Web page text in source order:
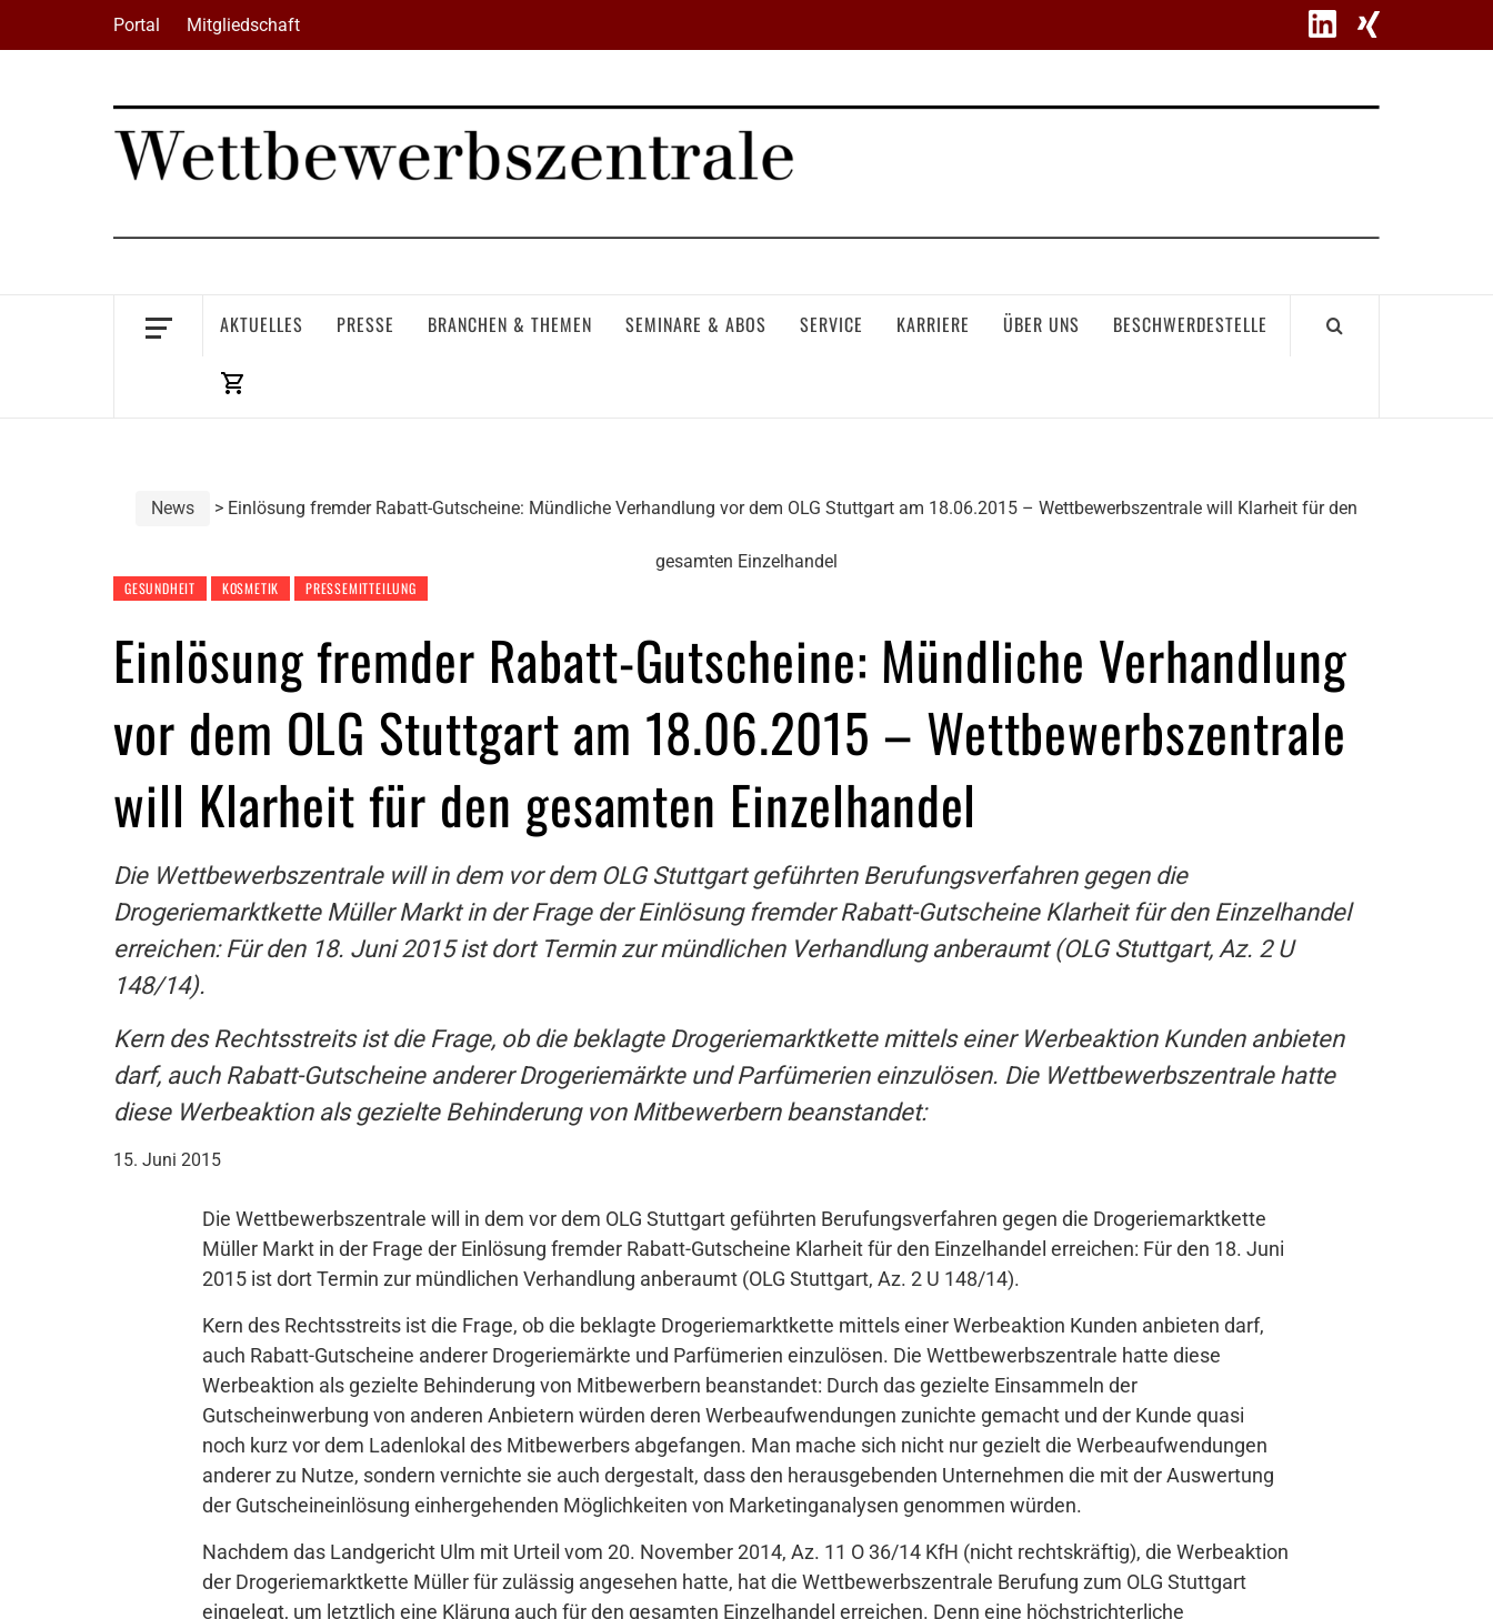
Portal Mitgliedschaft
AKTUELLES PRESSE BRANCHEN & THEMEN SEMINARE & ABOS SERVICE KARRIERE ÜBER UNS BESCHWERDESTELLE
News Einlösung fremder Rabatt-Gutscheine: Mündliche Verhandlung vor dem OLG Stuttgart am 18.06.2015 – Wettbewerbszentrale will Klarheit für den
gesamten Einzelhandel
GESUNDHEIT KOSMETIK PRESSEMITTEILUNG
Einlösung fremder Rabatt-Gutscheine: Mündliche Verhandlung
vor dem OLG Stuttgart am 18.06.2015 – Wettbewerbszentrale
will Klarheit für den gesamten Einzelhandel
Die Wettbewerbszentrale will in dem vor dem OLG Stuttgart geführten Berufungsverfahren gegen die
Drogeriemarktkette Müller Markt in der Frage der Einlösung fremder Rabatt-Gutscheine Klarheit für den Einzelhandel
erreichen: Für den 18. Juni 2015 ist dort Termin zur mündlichen Verhandlung anberaumt (OLG Stuttgart, Az. 2 U
148/14).
Kern des Rechtsstreits ist die Frage, ob die beklagte Drogeriemarktkette mittels einer Werbeaktion Kunden anbieten
darf, auch Rabatt-Gutscheine anderer Drogeriemärkte und Parfümerien einzulösen. Die Wettbewerbszentrale hatte
diese Werbeaktion als gezielte Behinderung von Mitbewerbern beanstandet:
15. Juni 2015
Die Wettbewerbszentrale will in dem vor dem OLG Stuttgart geführten Berufungsverfahren gegen die Drogeriemarktkette
Müller Markt in der Frage der Einlösung fremder Rabatt-Gutscheine Klarheit für den Einzelhandel erreichen: Für den 18. Juni
2015 ist dort Termin zur mündlichen Verhandlung anberaumt (OLG Stuttgart, Az. 2 U 148/14).
Kern des Rechtsstreits ist die Frage, ob die beklagte Drogeriemarktkette mittels einer Werbeaktion Kunden anbieten darf,
auch Rabatt-Gutscheine anderer Drogeriemärkte und Parfümerien einzulösen. Die Wettbewerbszentrale hatte diese
Werbeaktion als gezielte Behinderung von Mitbewerbern beanstandet: Durch das gezielte Einsammeln der
Gutscheinwerbung von anderen Anbietern würden deren Werbeaufwendungen zunichte gemacht und der Kunde quasi
noch kurz vor dem Ladenlokal des Mitbewerbers abgefangen. Man mache sich nicht nur gezielt die Werbeaufwendungen
anderer zu Nutze, sondern vernichte sie auch dergestalt, dass den herausgebenden Unternehmen die mit der Auswertung
der Gutscheineinlösung einhergehenden Möglichkeiten von Marketinganalysen genommen würden.
Nachdem das Landgericht Ulm mit Urteil vom 20. November 2014, Az. 11 O 36/14 KfH (nicht rechtskräftig), die Werbeaktion
der Drogeriemarktkette Müller für zulässig angesehen hatte, hat die Wettbewerbszentrale Berufung zum OLG Stuttgart
eingelegt, um letztlich eine Klärung auch für den gesamten Einzelhandel erreichen. Denn eine höchstrichterliche